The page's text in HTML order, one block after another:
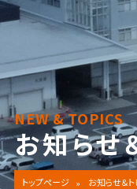
NEW & TOPICS
お知らせ
トップページ お知らせ&ト